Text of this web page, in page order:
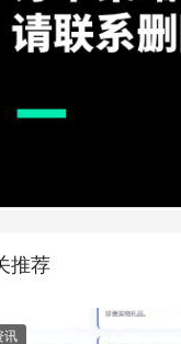
推荐
讯